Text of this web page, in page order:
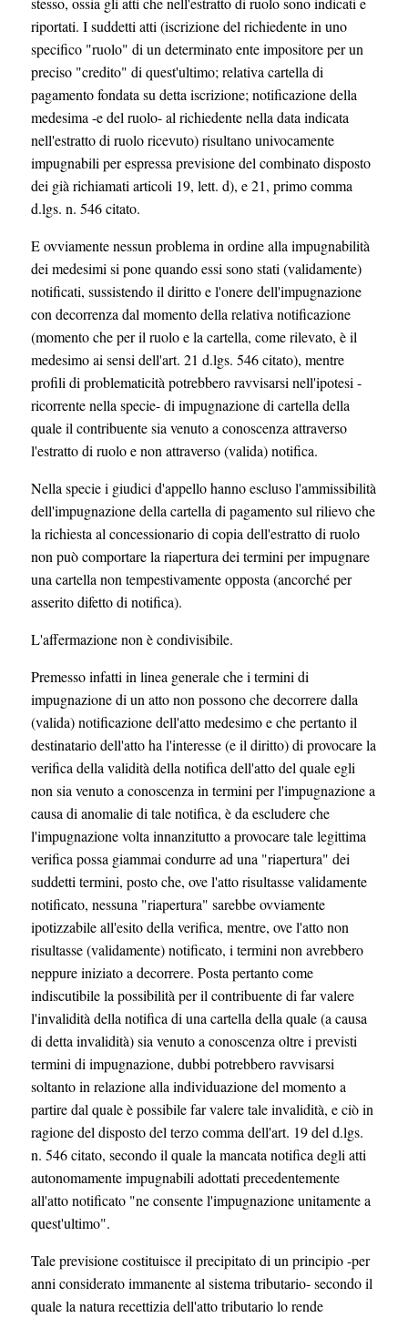
riportati. I suddetti atti (iscrizione del richiedente in uno
specifico "ruolo" di un determinato ente impositore per un
preciso "credito" di quest'ultimo; relativa cartella di
pagamento fondata su detta iscrizione; notificazione della
medesima -e del ruolo- al richiedente nella data indicata
nell'estratto di ruolo ricevuto) risultano univocamente
impugnabili per espressa previsione del combinato disposto
dei già richiamati articoli 19, lett. d), e 21, primo comma
d.lgs. n. 546 citato.
E ovviamente nessun problema in ordine alla impugnabilità
dei medesimi si pone quando essi sono stati (validamente)
notificati, sussistendo il diritto e l'onere dell'impugnazione
con decorrenza dal momento della relativa notificazione
(momento che per il ruolo e la cartella, come rilevato, è il
medesimo ai sensi dell'art. 21 d.lgs. 546 citato), mentre
profili di problematicità potrebbero ravvisarsi nell'ipotesi -
ricorrente nella specie- di impugnazione di cartella della
quale il contribuente sia venuto a conoscenza attraverso
l'estratto di ruolo e non attraverso (valida) notifica.
Nella specie i giudici d'appello hanno escluso l'ammissibilità
dell'impugnazione della cartella di pagamento sul rilievo che
la richiesta al concessionario di copia dell'estratto di ruolo
non può comportare la riapertura dei termini per impugnare
una cartella non tempestivamente opposta (ancorché per
asserito difetto di notifica).
L'affermazione non è condivisibile.
Premesso infatti in linea generale che i termini di
impugnazione di un atto non possono che decorrere dalla
(valida) notificazione dell'atto medesimo e che pertanto il
destinatario dell'atto ha l'interesse (e il diritto) di provocare la
verifica della validità della notifica dell'atto del quale egli
non sia venuto a conoscenza in termini per l'impugnazione a
causa di anomalie di tale notifica, è da escludere che
l'impugnazione volta innanzitutto a provocare tale legittima
verifica possa giammai condurre ad una "riapertura" dei
suddetti termini, posto che, ove l'atto risultasse validamente
notificato, nessuna "riapertura" sarebbe ovviamente
ipotizzabile all'esito della verifica, mentre, ove l'atto non
risultasse (validamente) notificato, i termini non avrebbero
neppure iniziato a decorrere. Posta pertanto come
indiscutibile la possibilità per il contribuente di far valere
l'invalidità della notifica di una cartella della quale (a causa
di detta invalidità) sia venuto a conoscenza oltre i previsti
termini di impugnazione, dubbi potrebbero ravvisarsi
soltanto in relazione alla individuazione del momento a
partire dal quale è possibile far valere tale invalidità, e ciò in
ragione del disposto del terzo comma dell'art. 19 del d.lgs.
n. 546 citato, secondo il quale la mancata notifica degli atti
autonomamente impugnabili adottati precedentemente
all'atto notificato "ne consente l'impugnazione unitamente a
quest'ultimo".
Tale previsione costituisce il precipitato di un principio -per
anni considerato immanente al sistema tributario- secondo il
quale la natura recettizia dell'atto tributario lo rende